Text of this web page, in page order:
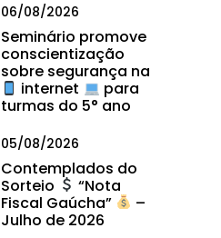
06/08/2026
Seminário promove
conscientização
sobre segurança na
internet
para
turmas do 5° ano
05/08/2026
Contemplados do
Sorteio
“Nota
Fiscal Gaúcha”
–
Julho de 2026